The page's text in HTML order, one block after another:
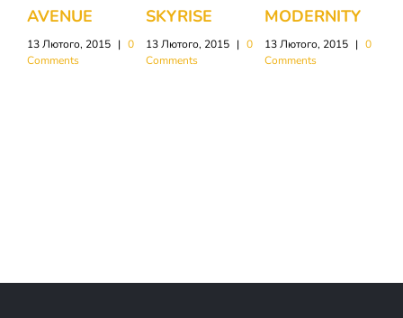
AVENUE
13 Лютого, 2015 | 0
Comments
SKYRISE
13 Лютого, 2015 | 0
Comments
MODERNITY
13 Лютого, 2015 | 0
Comments